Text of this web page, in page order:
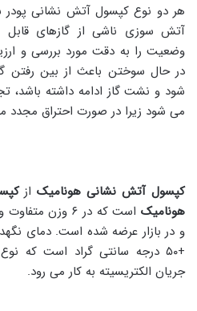
هر دو نوع کپسول آتش نشانی
آتش سوزی ناشی از گازهای قابل
وضعیت را به دقت مورد بررسی و
در حال سوختن باعث از بین رفتن
شود و نشت گاز ادامه داشته باشد،
می شود زیرا در صورت احتراق مجدد
کپسول آتش نشانی هونامیکاز
هونامیک
و در بازار عرضه شده است. دمای
+۵۰ درجه سانتی گراد است که نوع CO2 برای
جریان الکتریسیته به کار می رود.